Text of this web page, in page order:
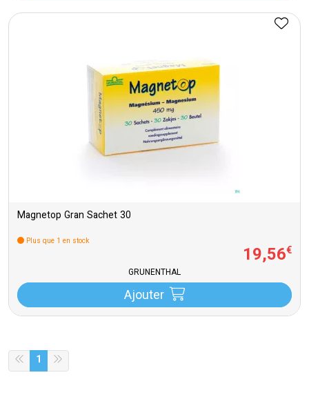
Magnetop Gran Sachet 30
Plus que 1 en stock
19,56€
GRUNENTHAL
Ajouter
1